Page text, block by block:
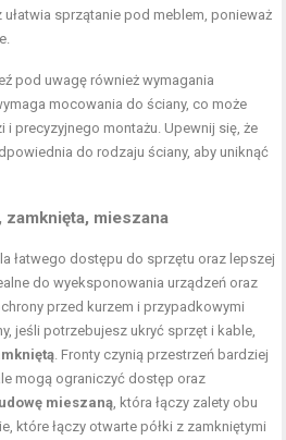
sprzątanie pod meblem, ponieważ
pod uwagę również wymagania
mocowania do ściany, co może
i precyzyjnego montażu. Upewnij się, że
do rodzaju ściany, aby uniknąć
mieszana
łatwego dostępu do sprzętu oraz lepszej
do wyeksponowania urządzeń oraz
przed kurzem i przypadkowymi
jeśli potrzebujesz ukryć sprzęt i kable,
. Fronty czynią przestrzeń bardziej
mogą ograniczyć dostęp oraz
mieszaną , która łączy zalety obu
które łączy otwarte półki z zamkniętymi